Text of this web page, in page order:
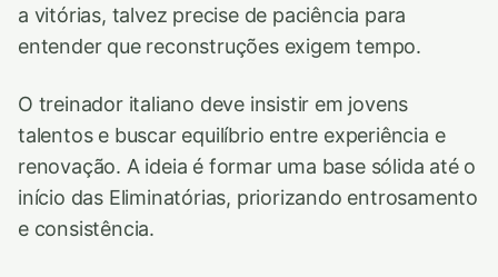
a vitórias, talvez precise de paciência para
entender que reconstruções exigem tempo.
O treinador italiano deve insistir em jovens
talentos e buscar equilíbrio entre experiência e
renovação. A ideia é formar uma base sólida até o
início das Eliminatórias, priorizando entrosamento
e consistência.